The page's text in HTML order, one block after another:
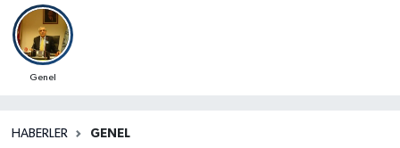
Genel
HABERLER GENEL
Iğdır Trafik Yoğunluk Haritası
Süper Lig Puan Durumu ve Fikstür